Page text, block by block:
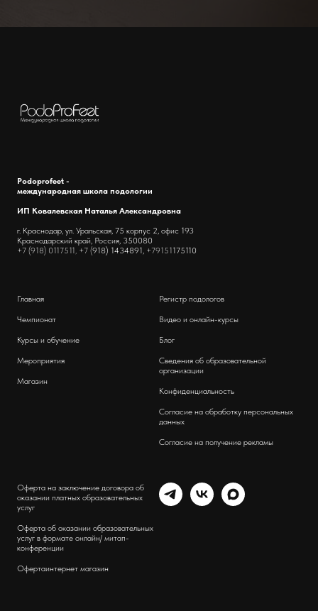
Podoprofeet -
международная школа подологии
ИП Ковалевская Наталья Александровна
г. Краснодар, ул. Уральская, 75 корпус 2, офис 193
Краснодарский край, Россия, 350080
+7 (918) 0117511, +7 (918) 1434891, +79151175110
Главная
Чемпионат
Курсы и обучение
Мероприятия
Магазин
Регистр подологов
Видео и онлайн-курсы
Блог
Сведения об образовательной
организации
Конфиденциальность
Согласие на обработку персональных
данных
Согласие на получение рекламы
Оферта на заключение договора об
оказании платных образовательных
услуг
Оферта об оказании образовательных
услуг в формате онлайн/ митап-
конференции
Офертаинтернет магазин